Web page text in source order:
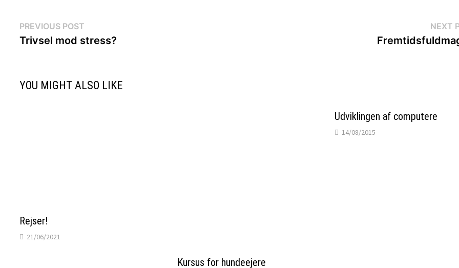
Indlægsnavigation
PREVIOUS POST
post:
Trivsel mod stress?
NEXT
YOU MIGHT ALSO LIKE
Rejser!
21/06/2021
Kursus for hundeejere
Udviklingen af computere
14/08/2015